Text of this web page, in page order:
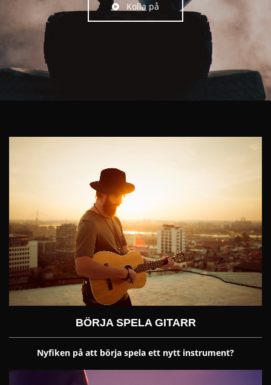
Kolla på
BÖRJA SPELA GITARR
Nyfiken på att börja spela ett nytt instrument?